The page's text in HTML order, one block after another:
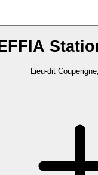
Lieu-dit